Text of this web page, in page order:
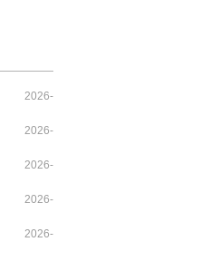
2026-
04-14
2026-
04-20
2026-
04-21
2026-
04-14
2026-